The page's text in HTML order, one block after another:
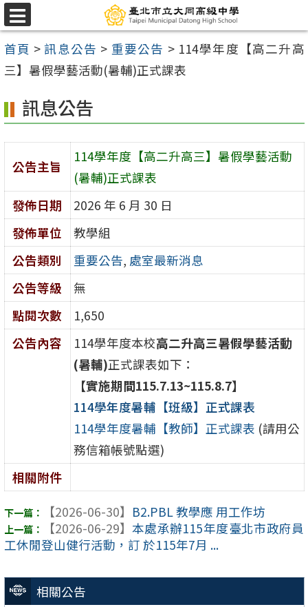
跳
至
主
要
容
區
選
單
首頁 >訊息公告 > 重要公告 > 114學年度【高二升高
三】暑假學藝活動(暑輔)正式課表
相關公告
訊息公告
公告主旨
114學年度【高二升高三】暑假學藝活動
(暑輔)正式課表
發佈日期
2026 年 6 月 30 日
發佈單位
教學組
公告類別
重要公告, 處室最新消息
公告等級
無
點閱次數
1,650
公告內容
114學年度本校高二升高三暑假學藝活動
(暑輔)正式課表如下：
【實施期間115.7.13~115.8.7】
114學年度暑輔【班級】正式課表
114學年度暑輔【教師】正式課表 (請用公
務信箱帳號點選)
相關附件
【2026-06-30】 B2.PBL 教學應 用工作坊
【2026-06-29】 本處承辦115年度臺北市政府員
工休閒登山健行活動，訂 於115年7月 ...